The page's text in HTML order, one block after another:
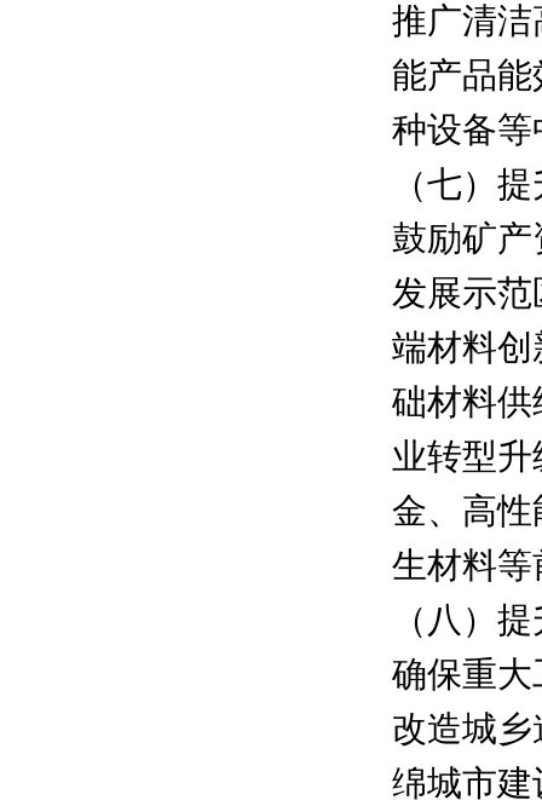
推广清
能产品
种设备
（七）
鼓励矿
发展示
端材料
础材料
业转型
金、高
生材料
（八）
确保重
改造城
绵城市